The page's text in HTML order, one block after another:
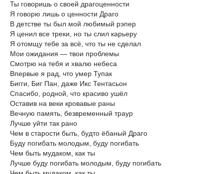
Ты говоришь о своей драгоценности
Я говорю лишь о ценности Драго
В детстве ты был мой любимый рэпер
Я ценил все треки, но ты слил карьеру
Я отомщу тебе за всё, что ты не сделал
Мои ожидания — твои проблемы
Смотрю на тебя и хвалю небеса
Впервые я рад, что умер Тупак
Бигги, Биг Пан, даже Икс Тентасьон
Спасибо, родной, что красиво ушёл
Оставив на веки кровавые раны
Вечную память, безвременный траур
Лучше уйти так рано
Чем в старости быть, будто ёбаный Драго
Буду погибать молодым, буду погибать
Чем быть мудаком, как ты
Лучше буду погибать молодым, буду погибать